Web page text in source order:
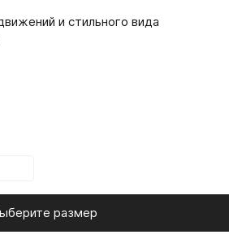
и стильного вида
размер